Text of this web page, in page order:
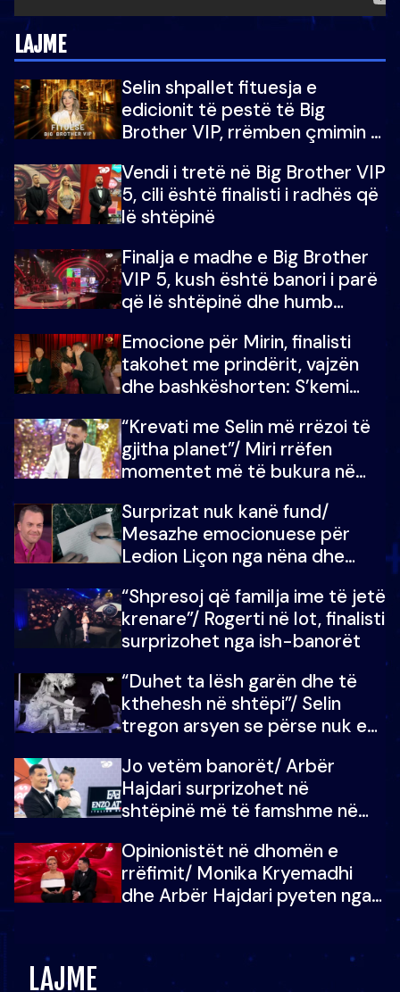
LAJME
Selin shpallet fituesja e
edicionit të pestë të Big
Brother VIP, rrëmben çmimin e
Vendi i tretë në Big Brother VIP
5, cili është finalisti i radhës që
lë shtëpinë
Finalja e madhe e Big Brother
VIP 5, kush është banori i parë
që lë shtëpinë dhe humb
çmimin e madh
Emocione për Mirin, finalisti
takohet me prindërit, vajzën
dhe bashkëshorten: S’kemi
“Krevati me Selin më rrëzoi të
gjitha planet”/ Miri rrëfen
momentet më të bukura në
mungojë zilja e mëngjesit kur…
Surprizat nuk kanë fund/
Mesazhe emocionuese për
Ledion Liçon nga nëna dhe
mban dot lotët: Nuk meritoj…
“Shpresoj që familja ime të jetë
krenare”/ Rogerti në lot, finalisti
surprizohet nga ish-banorët
“Duhet ta lësh garën dhe të
kthehesh në shtëpi”/ Selin
tregon arsyen se përse nuk e
çoja luftën time deri në fund
Jo vetëm banorët/ Arbër
Hajdari surprizohet në
shtëpinë më të famshme në
vajzën e tij
Opinionistët në dhomën e
rrëfimit/ Monika Kryemadhi
dhe Arbër Hajdari pyeten nga
LAJME